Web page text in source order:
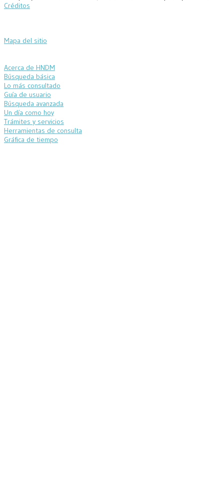
Créditos
Mapa del sitio
Acerca de HNDM
Búsqueda básica
Lo más consultado
Guía de usuario
Búsqueda avanzada
Un día como hoy
Trámites y servicios
Herramientas de consulta
Gráfica de tiempo